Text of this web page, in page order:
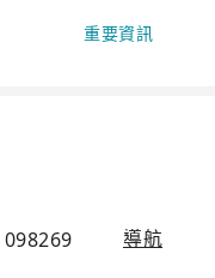
重要資訊
導航